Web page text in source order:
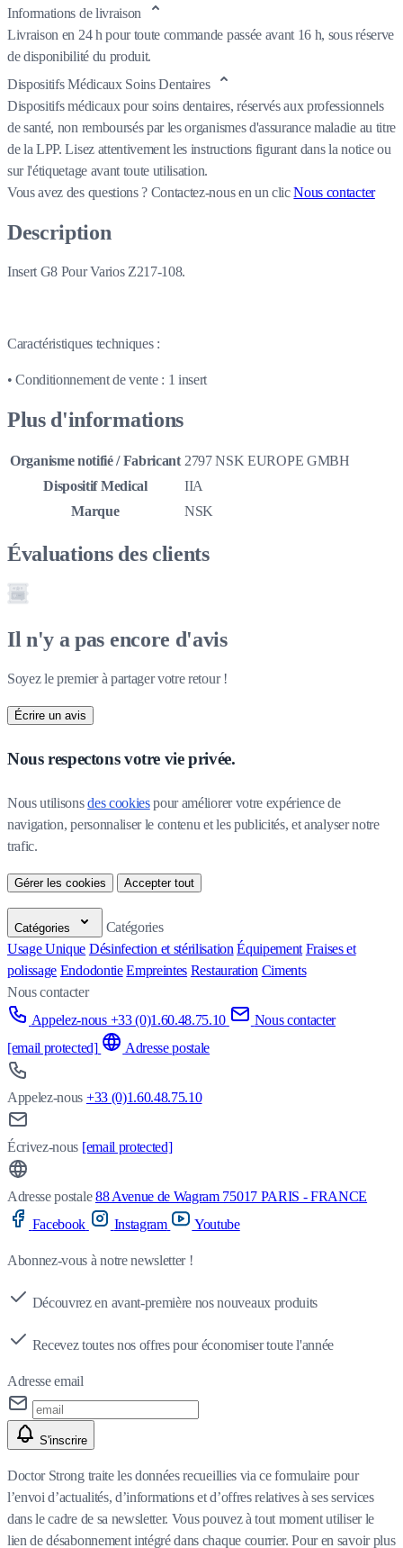
Informations de livraison
Livraison en 24 h pour toute commande passée avant 16 h, sous réserve
de disponibilité du produit.
Dispositifs Médicaux Soins Dentaires
Dispositifs médicaux pour soins dentaires, réservés aux professionnels
de santé, non remboursés par les organismes d'assurance maladie au titre
de la LPP. Lisez attentivement les instructions figurant dans la notice ou
sur l'étiquetage avant toute utilisation.
Vous avez des questions ? Contactez-nous en un clicNous contacter
Description
Insert G8 Pour Varios Z217-108.
Caractéristiques techniques :
• Conditionnement de vente : 1 insert
Plus d'informations
Organisme notifié / Fabricant 2797 NSK EUROPE GMBH
Dispositif Medical
IIA
Marque
NSK
Évaluations des clients
Il n'y a pas encore d'avis
Soyez le premier à partager votre retour !
Écrire un avis
Nous respectons votre vie privée.
Nous utilisons des cookies pour améliorer votre expérience de
navigation, personnaliser le contenu et les publicités, et analyser notre
trafic.
Gérer les cookies Accepter tout
Catégories
Catégories
Usage Unique Désinfection et stérilisation Équipement Fraises et
polissage Endodontie Empreintes Restauration Ciments
Nous contacter
Appelez-nous +33 (0)1.60.48.75.10
Nous contacter
[email protected]
Adresse postale
Appelez-nous +33 (0)1.60.48.75.10
Écrivez-nous [email protected]
Adresse postale 88 Avenue de Wagram 75017 PARIS - FRANCE
Facebook
Instagram Youtube
Abonnez-vous à notre newsletter !
Découvrez en avant-première nos nouveaux produits
Recevez toutes nos offres pour économiser toute l'année
Adresse email
S'inscrire
Doctor Strong traite les données recueillies via ce formulaire pour
l’envoi d’actualités, d’informations et d’offres relatives à ses services
dans le cadre de sa newsletter. Vous pouvez à tout moment utiliser le
lien de désabonnement intégré dans chaque courrier. Pour en savoir plus